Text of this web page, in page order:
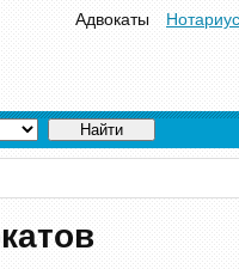
Адвокаты